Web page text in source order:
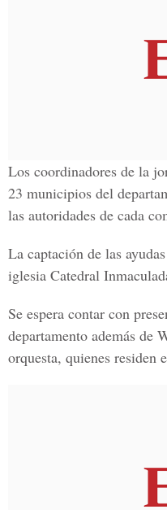
Los coordinadores de la
23 municipios del
las autoridades de cada
La captación de las
iglesia Catedral
Se espera contar con
departamento además de
orquesta, quienes residen